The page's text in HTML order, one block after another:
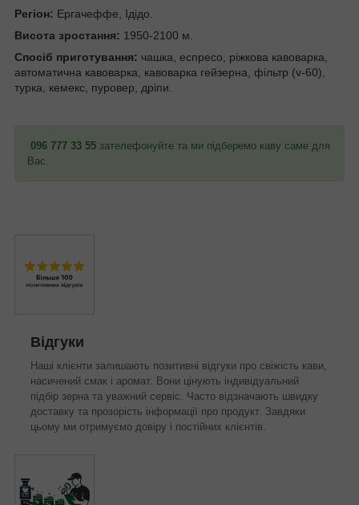
Регіон: Ергачеффе, Ідідо.
Висота зростання: 1950-2100 м.
Спосіб приготування: чашка, еспресо, ріжкова кавоварка,
автоматична кавоварка, кавоварка гейзерна, фільтр (v-60),
турка, кемекс, пуровер, дріпи.
096 777 33 55 зателефонуйте та ми підберемо каву саме для
Вас.
Відгуки
Наші клієнти залишають позитивні відгуки про свіжість кави,
насичений смак і аромат. Вони цінують індивідуальний
підбір зерна та уважний сервіс. Часто відзначають швидку
доставку та прозорість інформації про продукт. Завдяки
цьому ми отримуємо довіру і постійних клієнтів.